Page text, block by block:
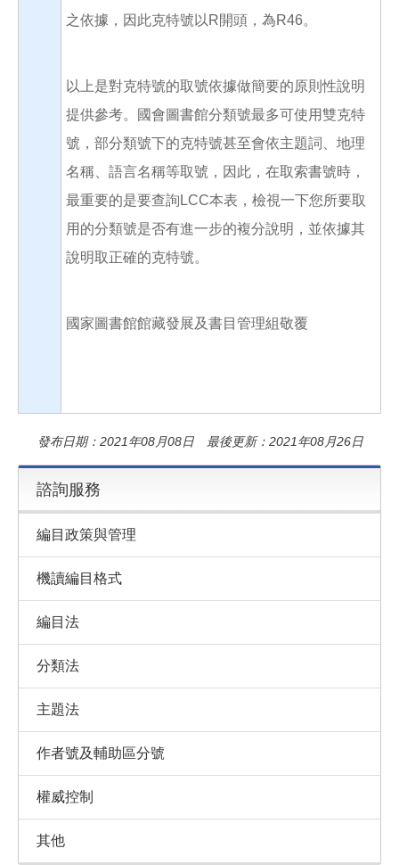
之依據，因此克特號以R開頭，為R46。
以上是對克特號的取號依據做簡要的原則性說明
提供參考。國會圖書館分類號最多可使用雙克特
號，部分類號下的克特號甚至會依主題詞、地理
名稱、語言名稱等取號，因此，在取索書號時，
最重要的是要查詢LCC本表，檢視一下您所要取
用的分類號是否有進一步的複分說明，並依據其
說明取正確的克特號。
國家圖書館館藏發展及書目管理組敬覆
發布日期：2021年08月08日 最後更新：2021年08月26日
諮詢服務
編目政策與管理
機讀編目格式
編目法
分類法
主題法
作者號及輔助區分號
權威控制
其他